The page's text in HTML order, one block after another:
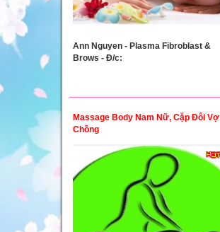
Ann Nguyen - Plasma Fibroblast &
Brows - Đ/c:
Massage Body Nam Nữ, Cặp Đôi Vợ
Chồng